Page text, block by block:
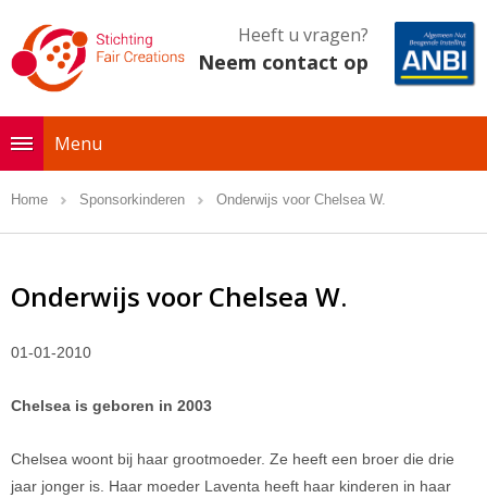
Heeft u vragen?
Neem contact op
Menu
Home Sponsorkinderen Onderwijs voor Chelsea W.
Onderwijs voor Chelsea W.
01-01-2010
Chelsea is geboren in 2003
Chelsea woont bij haar grootmoeder. Ze heeft een broer die drie
jaar jonger is. Haar moeder Laventa heeft haar kinderen in haar